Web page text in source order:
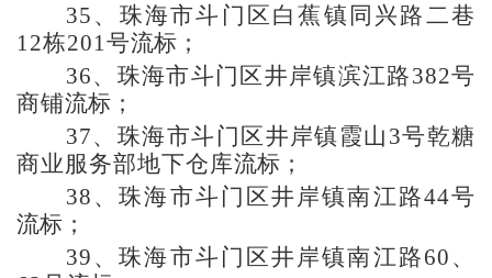
35 、珠海市斗门区白蕉镇同兴路二巷
12栋201号流标；
36、珠海市斗门区井岸镇滨江路382号
商铺流标；
37、珠海市斗门区井岸镇霞山3号乾糖
商业服务部地下仓库流标；
38 、珠海市斗门区井岸镇南江路44号
流标；
39 、珠海市斗门区井岸镇南江路60、